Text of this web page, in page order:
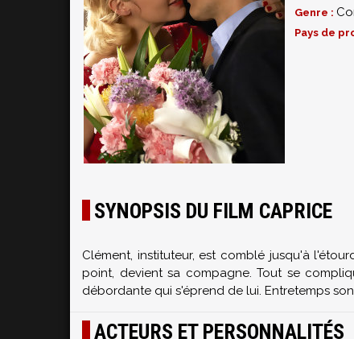
Genre :
Pays de
SYNOPSIS DU FILM CAPRICE
Clément, instituteur, est comblé jusqu'à
point, devient sa compagne. Tout se
débordante qui s'éprend de lui. Entretemps
ACTEURS ET PERSONNALITÉS